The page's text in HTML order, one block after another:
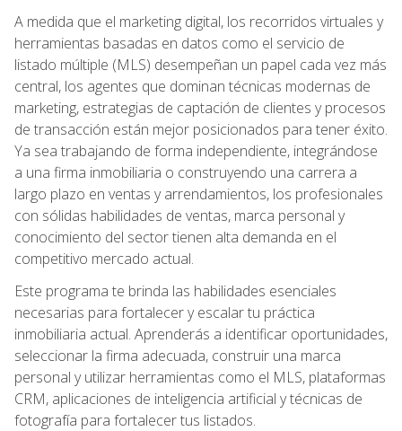
A medida que el marketing digital, los recorridos virtuales y
herramientas basadas en datos como el servicio de
listado múltiple (MLS) desempeñan un papel cada vez más
central, los agentes que dominan técnicas modernas de
marketing, estrategias de captación de clientes y procesos
de transacción están mejor posicionados para tener éxito.
Ya sea trabajando de forma independiente, integrándose
a una firma inmobiliaria o construyendo una carrera a
largo plazo en ventas y arrendamientos, los profesionales
con sólidas habilidades de ventas, marca personal y
conocimiento del sector tienen alta demanda en el
competitivo mercado actual.
Este programa te brinda las habilidades esenciales
necesarias para fortalecer y escalar tu práctica
inmobiliaria actual. Aprenderás a identificar oportunidades,
seleccionar la firma adecuada, construir una marca
personal y utilizar herramientas como el MLS, plataformas
CRM, aplicaciones de inteligencia artificial y técnicas de
fotografía para fortalecer tus listados.